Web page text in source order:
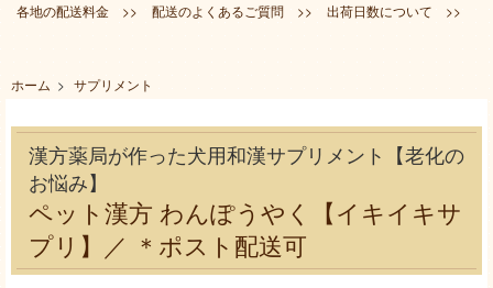
各地の配送料金 >> 配送のよくあるご質問 >> 出荷日数について >>
ホーム > サプリメント
漢方薬局が作った犬用和漢サプリメント【老化の
お悩み】
ペット漢方 わんぽうやく【イキイキサ
プリ】／ ＊ポスト配送可